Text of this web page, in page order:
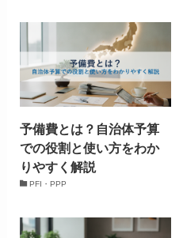
予備費とは？自治体予算
での役割と使い方をわか
りやすく解説
PFI・PPP